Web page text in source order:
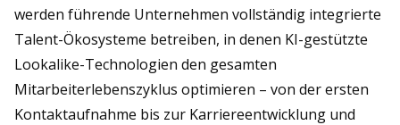
werden führende Unternehmen vollständig integrierte
Talent-Ökosysteme betreiben, in denen KI-gestützte
Lookalike-Technologien den gesamten
Mitarbeiterlebenszyklus optimieren – von der ersten
Kontaktaufnahme bis zur Karriereentwicklung und